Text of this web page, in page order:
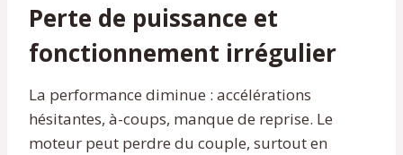
Perte de puissance et
fonctionnement irrégulier
La performance diminue : accélérations
hésitantes, à-coups, manque de reprise. Le
moteur peut perdre du couple, surtout en